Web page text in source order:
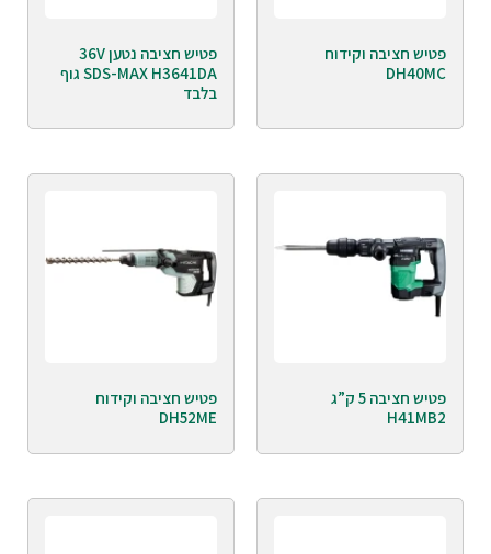
פטיש חציבה וקידוח
DH40MC
פטיש חציבה נטען 36V
SDS-MAX H3641DA גוף
בלבד
פטיש חציבה 5 ק”ג
H41MB2
פטיש חציבה וקידוח
DH52ME